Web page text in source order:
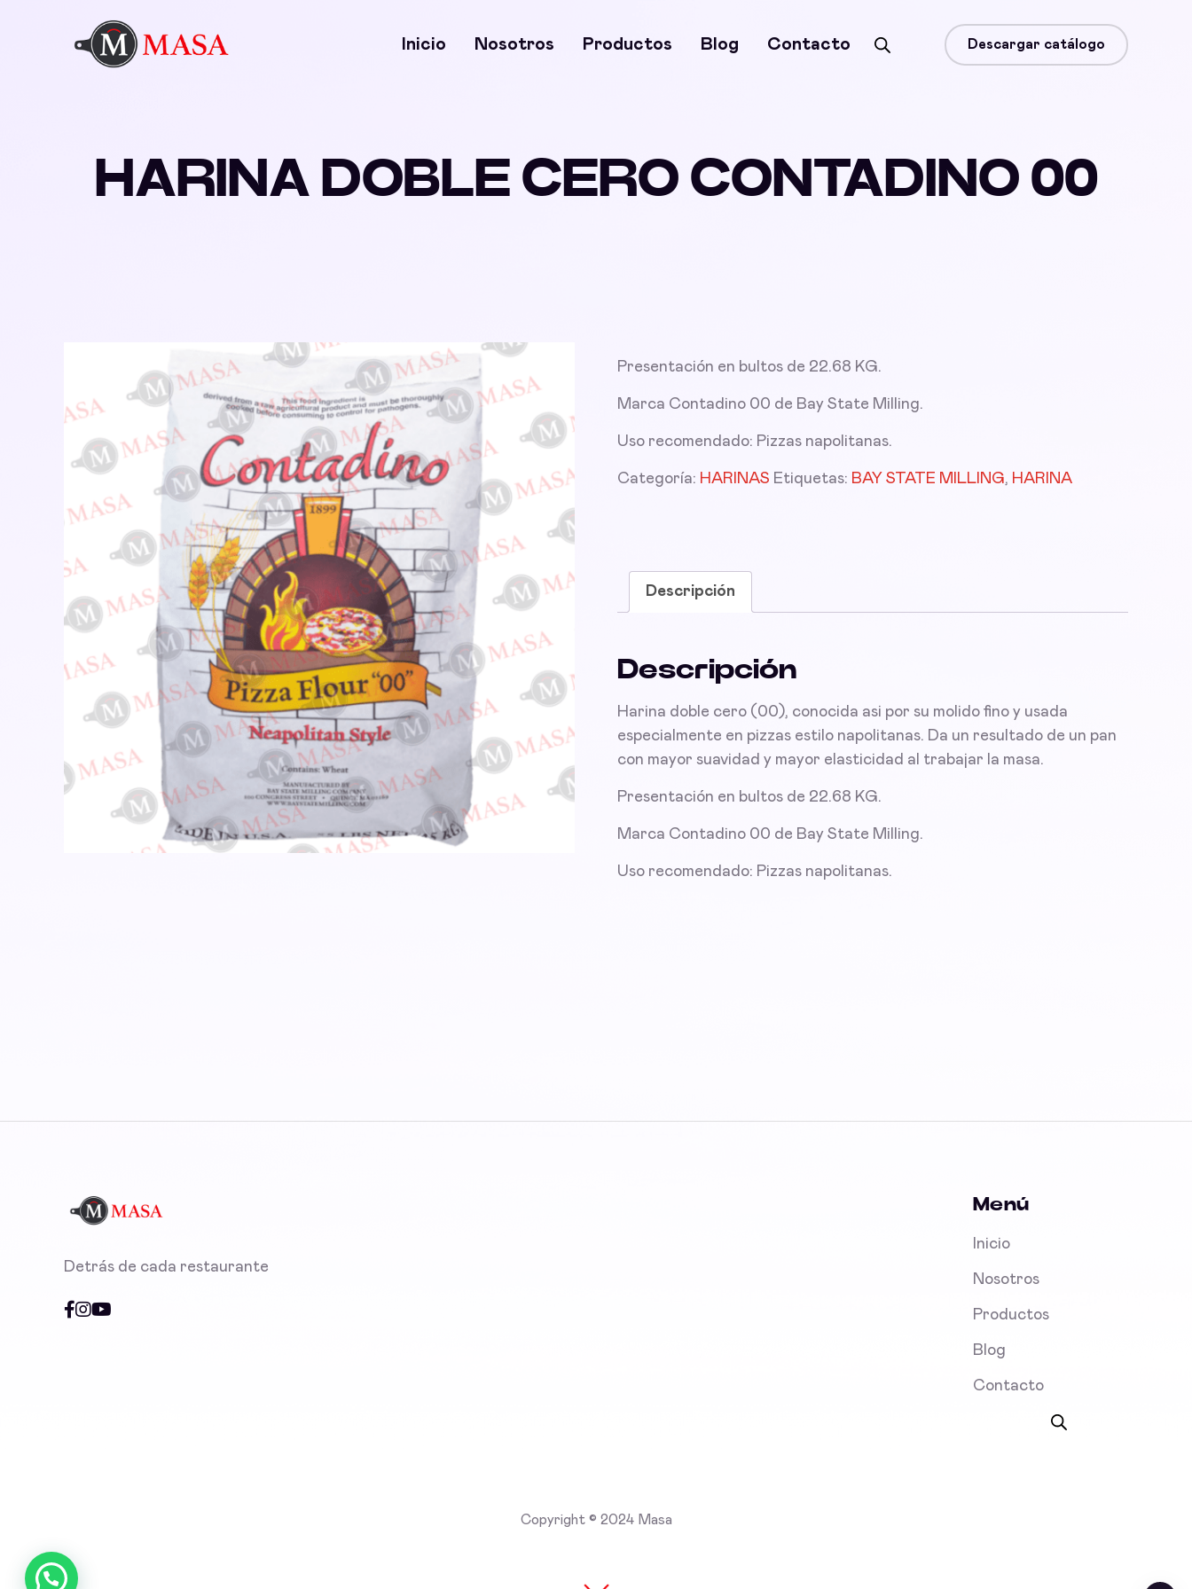
Inicio Nosotros Productos Blog Contacto Descargar catálogo
HARINA DOBLE CERO CONTADINO 00
Presentación en bultos de 22.68 KG.
Marca Contadino 00 de Bay State Milling.
Uso recomendado: Pizzas napolitanas.
Categoría: HARINAS Etiquetas: BAY STATE MILLING, HARINA
Descripción
Descripción
Harina doble cero (00), conocida asi por su molido fino y usada
especialmente en pizzas estilo napolitanas. Da un resultado de un pan
con mayor suavidad y mayor elasticidad al trabajar la masa.
Presentación en bultos de 22.68 KG.
Marca Contadino 00 de Bay State Milling.
Uso recomendado: Pizzas napolitanas.
Detrás de cada restaurante
Menú
Inicio
Nosotros
Productos
Blog
Contacto
Copyright © 2024 Masa